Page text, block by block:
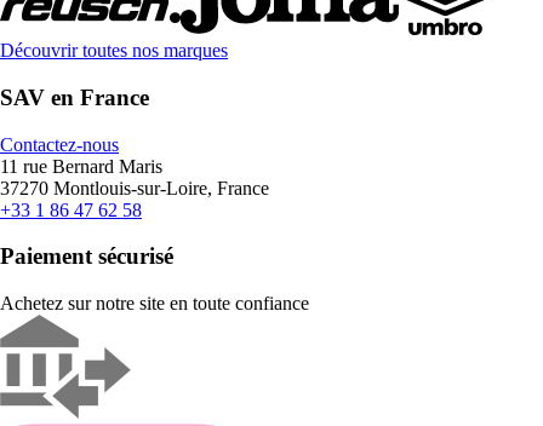
Découvrir toutes nos marques
SAV en France
Contactez-nous
11 rue Bernard Maris
37270 Montlouis-sur-Loire, France
+33 1 86 47 62 58
Paiement sécurisé
Achetez sur notre site en toute confiance